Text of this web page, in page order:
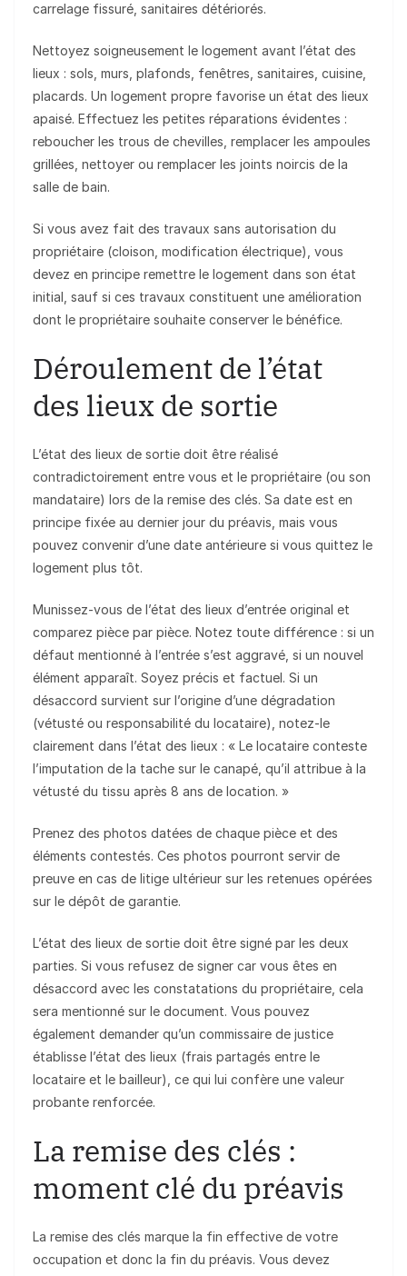
carrelage fissuré, sanitaires détériorés.
Nettoyez soigneusement le logement avant l’état des
lieux : sols, murs, plafonds, fenêtres, sanitaires, cuisine,
placards. Un logement propre favorise un état des lieux
apaisé. Effectuez les petites réparations évidentes :
reboucher les trous de chevilles, remplacer les ampoules
grillées, nettoyer ou remplacer les joints noircis de la
salle de bain.
Si vous avez fait des travaux sans autorisation du
propriétaire (cloison, modification électrique), vous
devez en principe remettre le logement dans son état
initial, sauf si ces travaux constituent une amélioration
dont le propriétaire souhaite conserver le bénéfice.
Déroulement de l’état
des lieux de sortie
L’état des lieux de sortie doit être réalisé
contradictoirement entre vous et le propriétaire (ou son
mandataire) lors de la remise des clés. Sa date est en
principe fixée au dernier jour du préavis, mais vous
pouvez convenir d’une date antérieure si vous quittez le
logement plus tôt.
Munissez-vous de l’état des lieux d’entrée original et
comparez pièce par pièce. Notez toute différence : si un
défaut mentionné à l’entrée s’est aggravé, si un nouvel
élément apparaît. Soyez précis et factuel. Si un
désaccord survient sur l’origine d’une dégradation
(vétusté ou responsabilité du locataire), notez-le
clairement dans l’état des lieux : « Le locataire conteste
l’imputation de la tache sur le canapé, qu’il attribue à la
vétusté du tissu après 8 ans de location. »
Prenez des photos datées de chaque pièce et des
éléments contestés. Ces photos pourront servir de
preuve en cas de litige ultérieur sur les retenues opérées
sur le dépôt de garantie.
L’état des lieux de sortie doit être signé par les deux
parties. Si vous refusez de signer car vous êtes en
désaccord avec les constatations du propriétaire, cela
sera mentionné sur le document. Vous pouvez
également demander qu’un commissaire de justice
établisse l’état des lieux (frais partagés entre le
locataire et le bailleur), ce qui lui confère une valeur
probante renforcée.
La remise des clés :
moment clé du préavis
La remise des clés marque la fin effective de votre
occupation et donc la fin du préavis. Vous devez